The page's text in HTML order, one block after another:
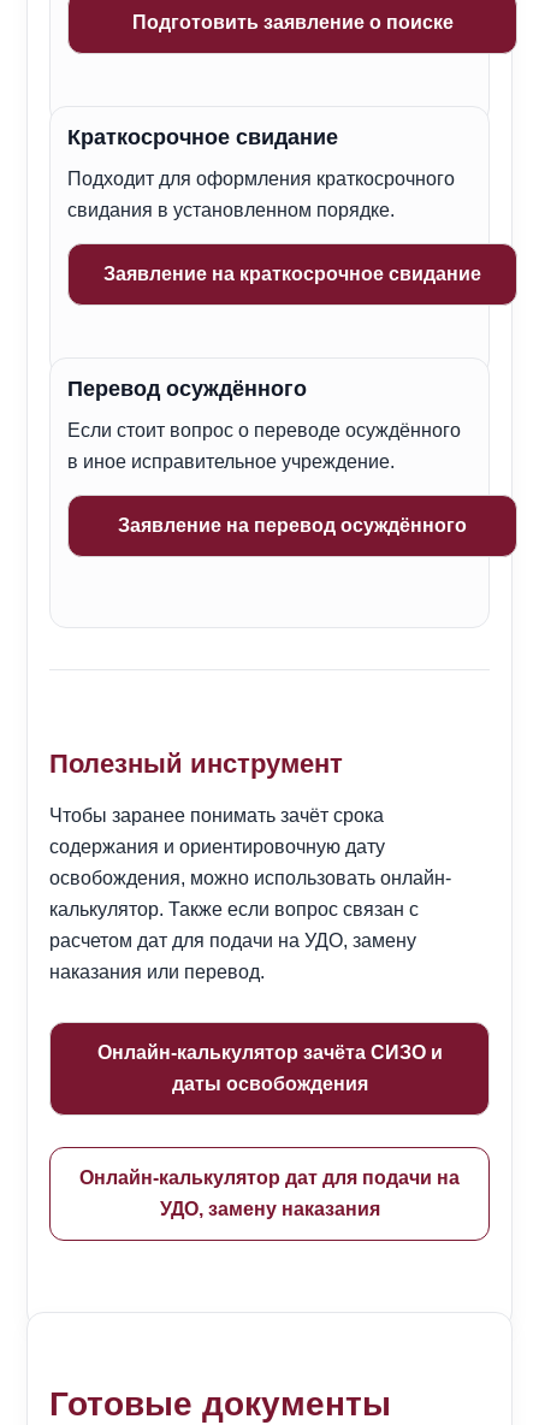
Подготовить заявление о поиске
Краткосрочное свидание
Подходит для оформления краткосрочного
свидания в установленном порядке.
Заявление на краткосрочное свидание
Перевод осуждённого
Если стоит вопрос о переводе осуждённого
в иное исправительное учреждение.
Заявление на перевод осуждённого
Полезный инструмент
Чтобы заранее понимать зачёт срока
содержания и ориентировочную дату
освобождения, можно использовать онлайн-
калькулятор. Также если вопрос связан с
расчетом дат для подачи на УДО, замену
наказания или перевод.
Онлайн-калькулятор зачёта СИЗО и
даты освобождения
Онлайн-калькулятор дат для подачи на
УДО, замену наказания
Готовые документы